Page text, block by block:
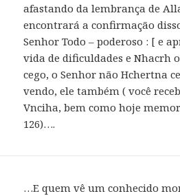
afastando da lembrança de
encontrará a confirmação
Senhor Todo – poderoso : [ e
vida de dificuldades e Nhacrh
cego, o Senhor não Hchertna
vendo, ele também ( você
Vnciha, bem como hoje
126)….
…E quem vê um conhecido